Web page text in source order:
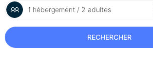
1 hébergement / 2 adultes